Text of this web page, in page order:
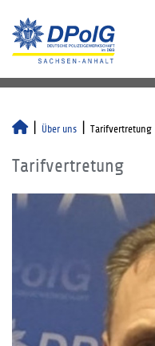
Über uns Tarifvertretung
Tarifvertretung